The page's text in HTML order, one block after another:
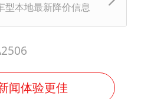
型本地最新降价信息
闻体验更佳